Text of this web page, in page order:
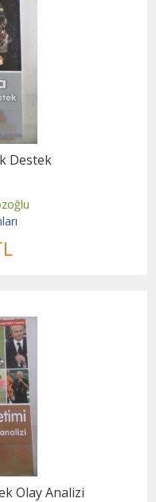
Destek
Olay Analizi